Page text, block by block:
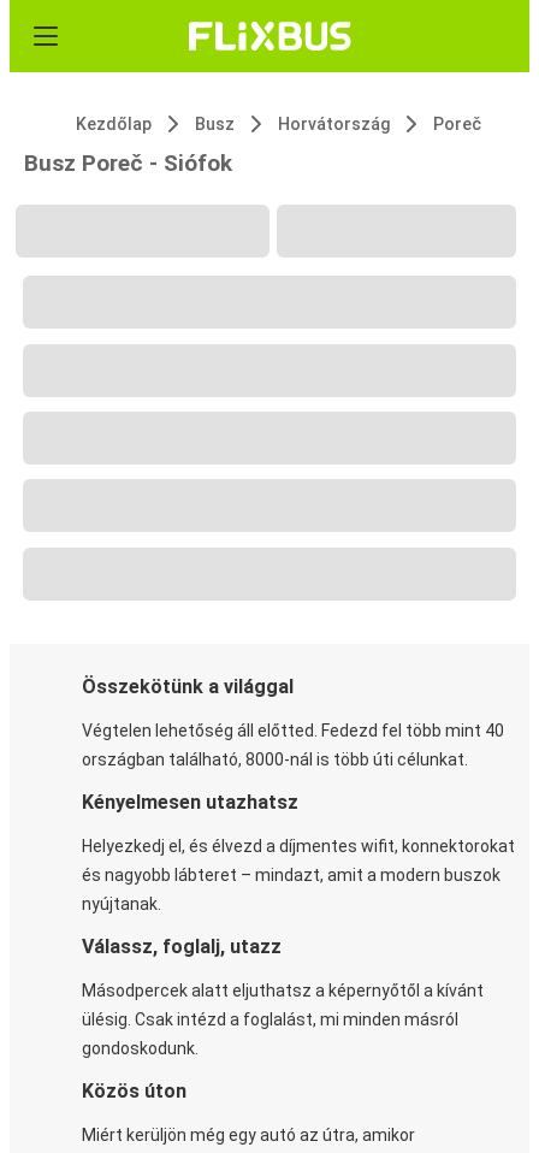
Kezdőlap Busz Horvátország Poreč
Busz Poreč - Siófok
Összekötünk a világgal
Végtelen lehetőség áll előtted. Fedezd fel több mint 40
országban található, 8000-nál is több úti célunkat.
Kényelmesen utazhatsz
Helyezkedj el, és élvezd a díjmentes wifit, konnektorokat
és nagyobb lábteret – mindazt, amit a modern buszok
nyújtanak.
Válassz, foglalj, utazz
Másodpercek alatt eljuthatsz a képernyőtől a kívánt
ülésig. Csak intézd a foglalást, mi minden másról
gondoskodunk.
Közös úton
Miért kerüljön még egy autó az útra, amikor